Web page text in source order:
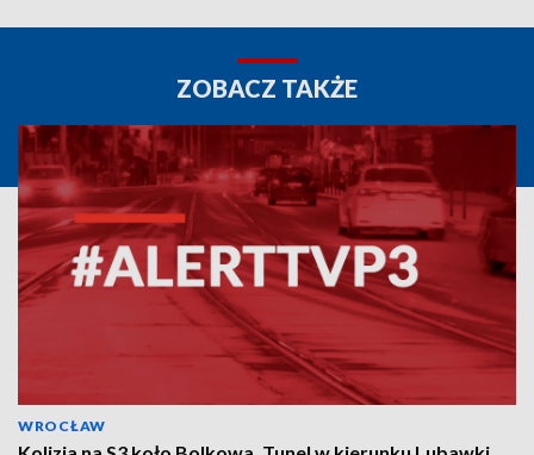
ZOBACZ TAKŻE
WROCŁAW